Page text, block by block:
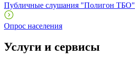
Публичные слушания "Полигон ТБО"
Опрос населения
Услуги и сервисы